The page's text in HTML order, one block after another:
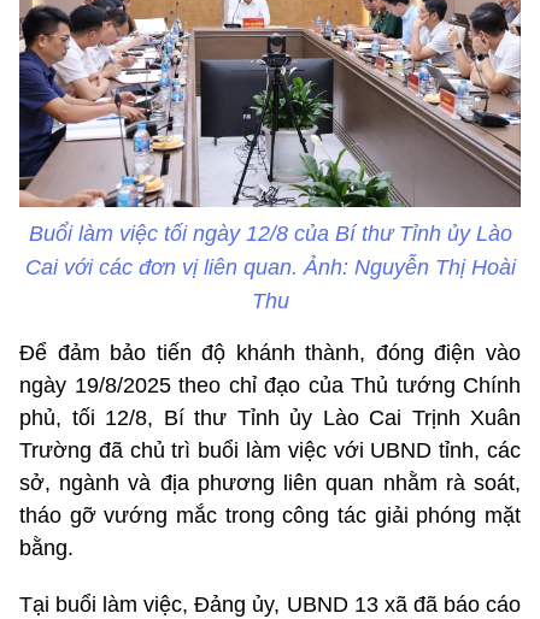
Buổi làm việc tối ngày 12/8 của Bí thư Tỉnh ủy Lào
Cai với các đơn vị liên quan. Ảnh: Nguyễn Thị Hoài
Thu
Để đảm bảo tiến độ khánh thành, đóng điện vào
ngày 19/8/2025 theo chỉ đạo của Thủ tướng Chính
phủ, tối 12/8, Bí thư Tỉnh ủy Lào Cai Trịnh Xuân
Trường đã chủ trì buổi làm việc với UBND tỉnh, các
sở, ngành và địa phương liên quan nhằm rà soát,
tháo gỡ vướng mắc trong công tác giải phóng mặt
bằng.
Tại buổi làm việc, Đảng ủy, UBND 13 xã đã báo cáo